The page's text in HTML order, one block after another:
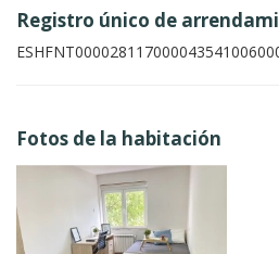
Registro único de
Fotos de la habitación